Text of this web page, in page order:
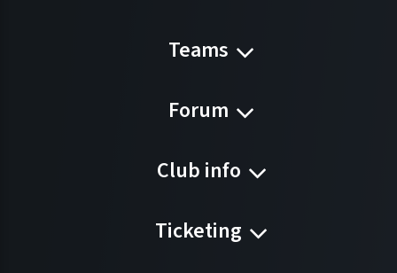
Teams
Forum
Club info
Ticketing